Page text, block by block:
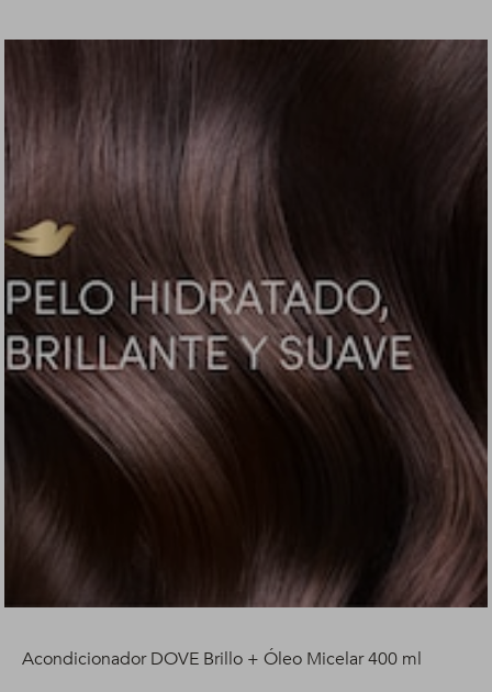
Acondicionador DOVE Brillo + Óleo Micelar 400 ml